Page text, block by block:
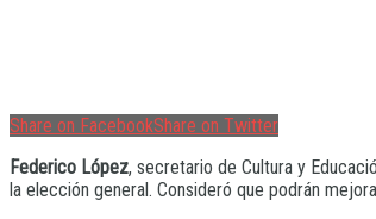
Share on FacebookShare on Twitter
Federico López, secretario de Cultura y
la elección general. Consideró que podrán